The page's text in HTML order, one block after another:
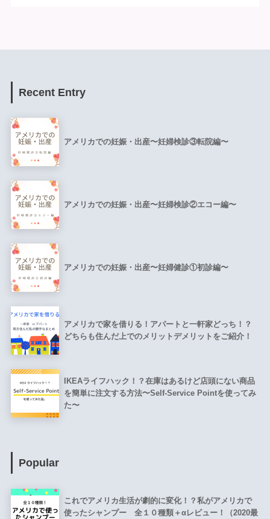
Recent Entry
アメリカでの妊娠・出産〜妊婦検診③転院編〜
アメリカでの妊娠・出産〜妊婦検診②エコー編〜
アメリカでの妊娠・出産〜妊婦健診①初診編〜
アメリカで家を借りる！アパートと一軒家どっち！？
どちらも住んだ上でのメリットデメリットをご紹介！
IKEAライフハック！？在庫はあるけど店頭にない商品
を簡単に注文する方法〜Self-Service Pointを使ってみ
た〜
Popular
これでアメリカ生活が劇的に変化！？私がアメリカで
使ったシャンプー 全１０種類＋αレビュー！（2020最